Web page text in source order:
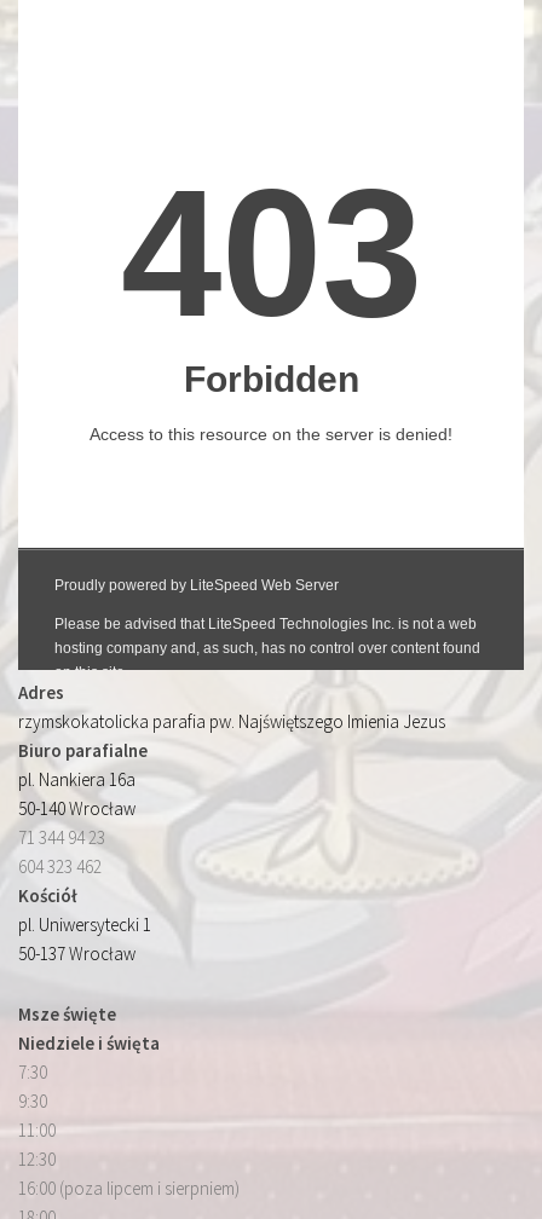
Adres
rzymskokatolicka parafia pw. Najświętszego Imienia Jezus
Biuro parafialne
pl. Nankiera 16a
50-140 Wrocław
71 344 94 23
604 323 462
Kościół
pl. Uniwersytecki 1
50-137 Wrocław
Msze święte
Niedziele i święta
7:30
9:30
11:00
12:30
16:00 (poza lipcem i sierpniem)